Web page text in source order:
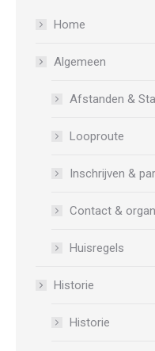
Home
Algemeen
Afstanden &
Looproute
Inschrijven &
Contact &
Huisregels
Historie
Historie